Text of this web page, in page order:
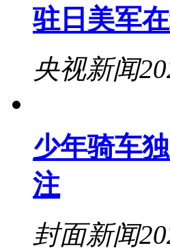
驻日美军
央视新闻
少年骑车
注
封面新闻